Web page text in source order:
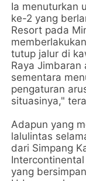
Ia menuturkan
ke-2 yang
Resort pada
tutup jalur di
Raya Jimbaran
sementara
pengaturan
situasinya,"
Adapun yang
lalulintas
dari Simpang
yang